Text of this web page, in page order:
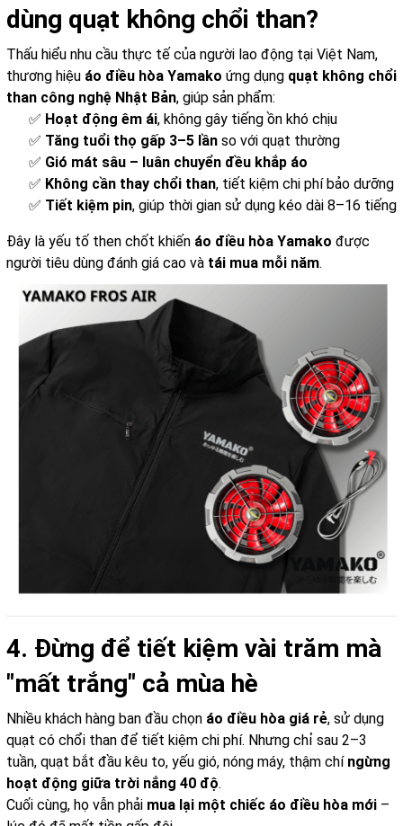
dùng quạt không chổi than?
Thấu hiểu nhu cầu thực tế của người lao động tại Việt Nam,
thương hiệu áo điều hòa Yamako ứng dụng quạt không chổi
than công nghệ Nhật Bản, giúp sản phẩm:
✅ Hoạt động êm ái, không gây tiếng ồn khó chịu
✅ Tăng tuổi thọ gấp 3–5 lần so với quạt thường
✅ Gió mát sâu – luân chuyển đều khắp áo
✅ Không cần thay chổi than, tiết kiệm chi phí bảo dưỡng
✅ Tiết kiệm pin, giúp thời gian sử dụng kéo dài 8–16 tiếng
Đây là yếu tố then chốt khiến áo điều hòa Yamako được
người tiêu dùng đánh giá cao và tái mua mỗi năm.
4. Đừng để tiết kiệm vài trăm mà
"mất trắng" cả mùa hè
Nhiều khách hàng ban đầu chọn áo điều hòa giá rẻ, sử dụng
quạt có chổi than để tiết kiệm chi phí. Nhưng chỉ sau 2–3
tuần, quạt bắt đầu kêu to, yếu gió, nóng máy, thậm chí ngừng
hoạt động giữa trời nắng 40 độ.
Cuối cùng, họ vẫn phải mua lại một chiếc áo điều hòa mới –